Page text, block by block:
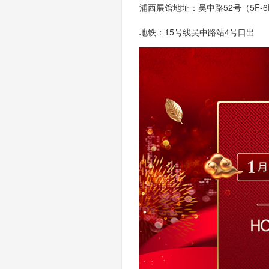
浦西展馆地址：吴中路52号（5F-
地铁： 15号线吴中路站4号口出